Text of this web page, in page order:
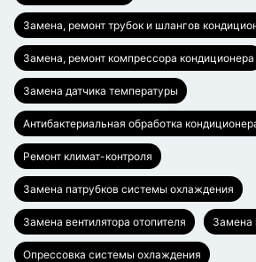
Замена, ремонт трубок и шлангов
Замена, ремонт компрессора кондиционера
Замена датчика температуры
Антибактериальная обработка
Ремонт климат-контроля
Замена патрубков системы охлаждения
Замена вентилятора отопителя Замена
Опрессовка системы охлаждения